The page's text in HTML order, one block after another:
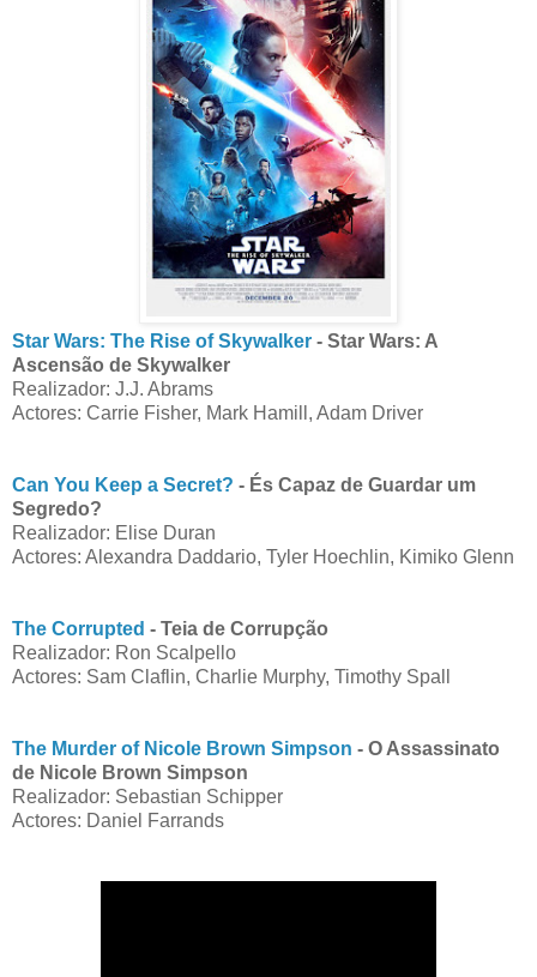
Star Wars: The Rise of Skywalker - Star Wars: A
Ascensão de Skywalker
Realizador: J.J. Abrams
Actores: Carrie Fisher, Mark Hamill, Adam Driver
Can You Keep a Secret? - És Capaz de Guardar um
Segredo?
Realizador: Elise Duran
Actores: Alexandra Daddario, Tyler Hoechlin, Kimiko Glenn
The Corrupted - Teia de Corrupção
Realizador: Ron Scalpello
Actores: Sam Claflin, Charlie Murphy, Timothy Spall
The Murder of Nicole Brown Simpson - O Assassinato
de Nicole Brown Simpson
Realizador: Sebastian Schipper
Actores: Daniel Farrands